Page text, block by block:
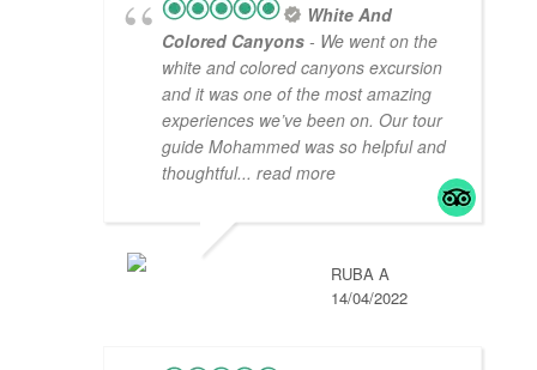
White And
Colored Canyons - We went on the
white and colored canyons excursion
and it was one of the most amazing
experiences we’ve been on. Our tour
guide Mohammed was so helpful and
thoughtful... read more
RUBA A
14/04/2022